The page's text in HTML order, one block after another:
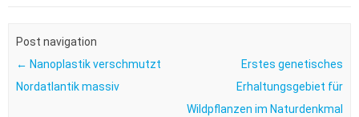
Post navigation
← Nanoplastik verschmutzt
Nordatlantik massiv
Erstes genetisches
Erhaltungsgebiet für
Wildpflanzen im Naturdenkmal